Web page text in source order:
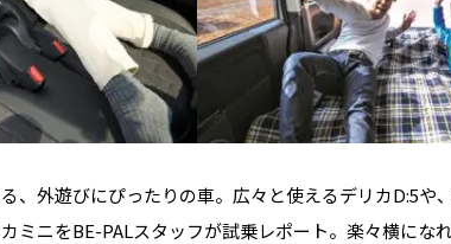
、外遊びにぴったりの車。広々と使えるデリカD:5や
ミニをBE-PALスタッフが試乗レポート。楽々横にな